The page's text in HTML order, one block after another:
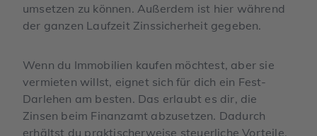
umsetzen zu können. Außerdem ist hier während
der ganzen Laufzeit Zinssicherheit gegeben.
Wenn du Immobilien kaufen möchtest, aber sie
vermieten willst, eignet sich für dich ein Fest-
Darlehen am besten. Das erlaubt es dir, die
Zinsen beim Finanzamt abzusetzen. Dadurch
erhältst du praktischerweise steuerliche Vorteile.